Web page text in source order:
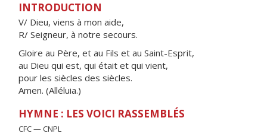
INTRODUCTION
V/ Dieu, viens à mon aide,
R/ Seigneur, à notre secours.
Gloire au Père, et au Fils et au Saint-Esprit,
au Dieu qui est, qui était et qui vient,
pour les siècles des siècles.
Amen. (Alléluia.)
HYMNE : LES VOICI RASSEMBLÉS
CFC — CNPL